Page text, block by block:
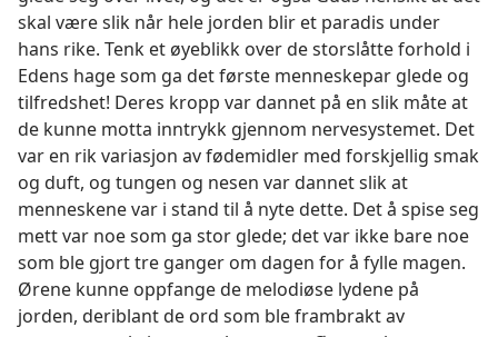
skal være slik når hele jorden blir et paradis under
hans rike. Tenk et øyeblikk over de storslåtte forhold i
Edens hage som ga det første menneskepar glede og
tilfredshet! Deres kropp var dannet på en slik måte at
de kunne motta inntrykk gjennom nervesystemet. Det
var en rik variasjon av fødemidler med forskjellig smak
og duft, og tungen og nesen var dannet slik at
menneskene var i stand til å nyte dette. Det å spise seg
mett var noe som ga stor glede; det var ikke bare noe
som ble gjort tre ganger om dagen for å fylle magen.
Ørene kunne oppfange de melodiøse lydene på
jorden, deriblant de ord som ble frambrakt av